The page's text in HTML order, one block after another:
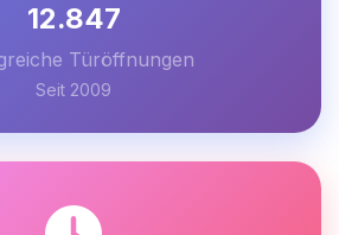
12.847
Türöffnungen
Seit 2009